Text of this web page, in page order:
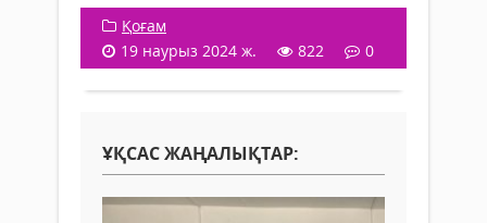
Қоғам
19 наурыз 2024 ж.
822 0
ҰҚСАС ЖАҢАЛЫҚТАР: